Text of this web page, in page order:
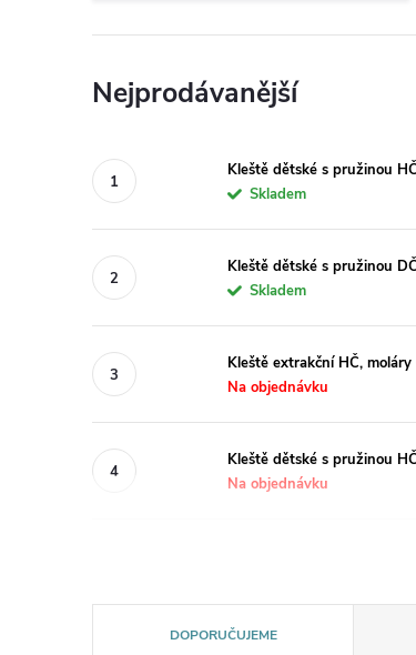
Nejprodávanější
Kleště dětské s pružinou
Skladem
Kleště dětské s pružinou
Skladem
Kleště extrakční HČ,
Na objednávku
Kleště dětské s pružinou
Na objednávku
DOPORUČUJEME